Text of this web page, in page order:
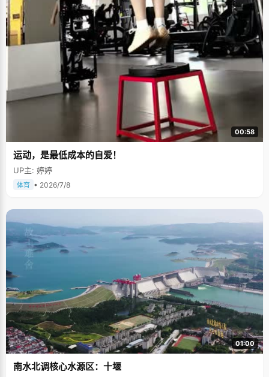
00:58
运动，是最低成本的自爱！
UP主: 婷婷
体育 • 2026/7/8
01:00
南水北调核心水源区：十堰